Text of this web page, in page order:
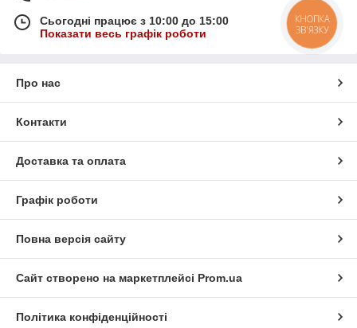
Сьогодні працює з 10:00 до 15:00
Показати весь графік роботи
Про нас
Контакти
Доставка та оплата
Графік роботи
Повна версія сайту
Сайт створено на маркетплейсі Prom.ua
Політика конфіденційності
КНОПКА
ЗВ'ЯЗКУ